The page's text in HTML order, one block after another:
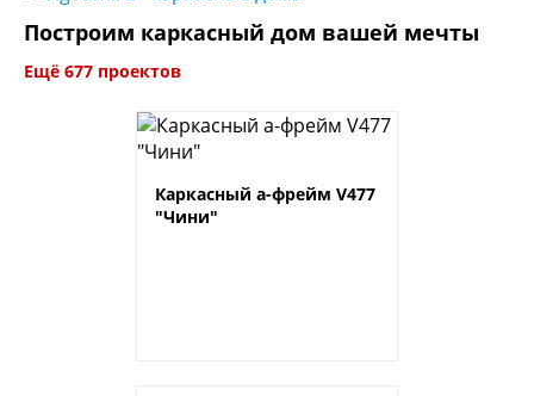
Построим каркасный дом вашей мечты
Ещё 677 проектов
Каркасный а-фрейм V477
"Чини"